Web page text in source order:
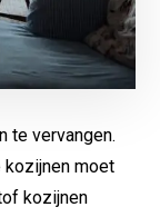
te vervangen.
kozijnen moet
kozijnen